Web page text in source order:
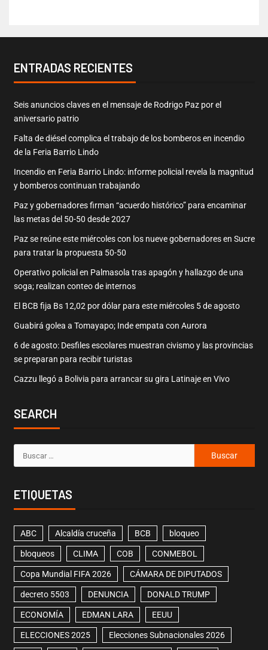
ENTRADAS RECIENTES
Seis anuncios claves en el mensaje de Rodrigo Paz por el
aniversario patrio
Falta de diésel complica el trabajo de los bomberos en incendio
de la Feria Barrio Lindo
Incendio en Feria Barrio Lindo: informe policial revela la magnitud
y bomberos continuan trabajando
Paz y gobernadores firman “acuerdo histórico” para encaminar
las metas del 50-50 desde 2027
Paz se reúne este miércoles con los nueve gobernadores en Sucre
para tratar la propuesta 50-50
Operativo policial en Palmasola tras apagón y hallazgo de una
soga; realizan conteo de internos
El BCB fija Bs 12,02 por dólar para este miércoles 5 de agosto
Guabirá golea a Tomayapo; Inde empata con Aurora
6 de agosto: Desfiles escolares muestran civismo y las provincias
se preparan para recibir turistas
Cazzu llegó a Bolivia para arrancar su gira Latinaje en Vivo
SEARCH
ETIQUETAS
ABC Alcaldía cruceña BCB bloqueo
bloqueos CLIMA COB CONMEBOL
Copa Mundial FIFA 2026 CÁMARA DE DIPUTADOS
decreto 5503 DENUNCIA DONALD TRUMP
ECONOMÍA EDMAN LARA EEUU
ELECCIONES 2025 Elecciones Subnacionales 2026